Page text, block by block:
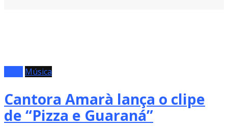
Música
Cantora Amarà lança o clipe
de “Pizza e Guaraná”